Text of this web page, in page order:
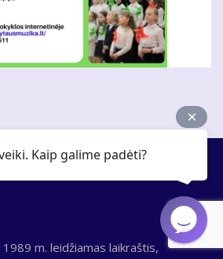
m. leidžiamas laikraštis,
Kaip galime padėti?